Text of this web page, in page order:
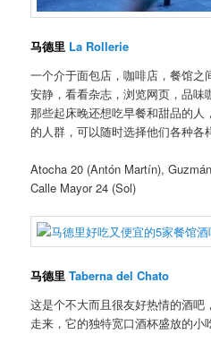
马德里 La Rollerie
一个介于面包店，咖啡店，餐馆
安静，看看杂志，浏览网页，品
那些起床晚还想吃早餐和甜品的人
的人群，可以随时选择他们各种各
Atocha 20 (Antón Martín),
Calle Mayor 24 (Sol)
马德里Taberna del Chato
这是个不大而且很友好热情的酒吧
走来，它的独特宽口酒杯盛放的小